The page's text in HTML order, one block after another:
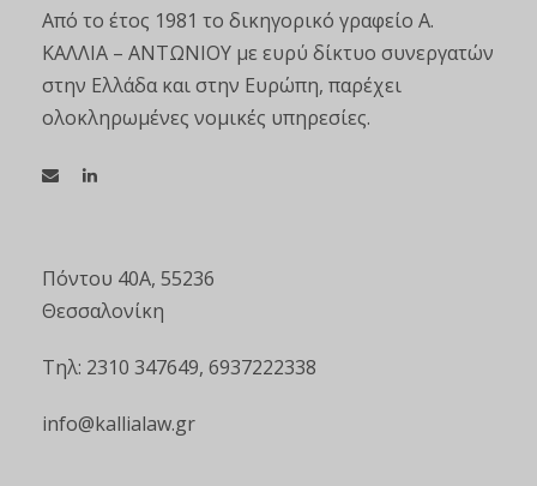
Από το έτος 1981 το δικηγορικό γραφείο Α.
ΚΑΛΛΙΑ – ΑΝΤΩΝΙΟΥ με ευρύ δίκτυο συνεργατών
στην Ελλάδα και στην Ευρώπη, παρέχει
ολοκληρωμένες νομικές υπηρεσίες.
Πόντου 40Α, 55236
Θεσσαλονίκη
Τηλ: 2310 347649, 6937222338
info@kallialaw.gr